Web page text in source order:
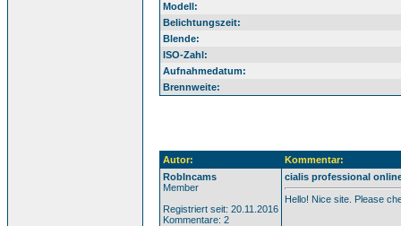
Modell:
Belichtungszeit:
Blende:
ISO-Zahl:
Aufnahmedatum:
Brennweite:
Autor:
Kommentar:
RobIncams
Member
Registriert seit: 20.11.2016
Kommentare: 2
cialis professional
Hello! Nice site. Please